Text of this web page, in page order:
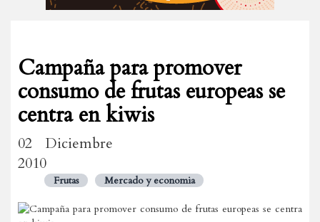
Campaña para promover
consumo de frutas europeas se
centra en kiwis
02 Diciembre
2010
Frutas Mercado y economia